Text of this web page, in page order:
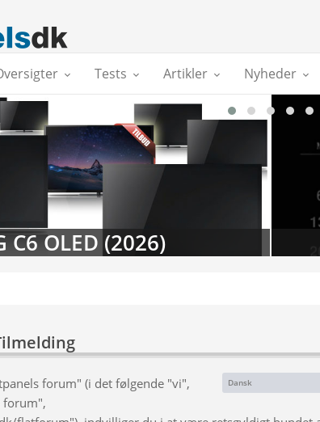
Tests Artikler Nyheder
OLED (2026)
Sprog:
Dansk
forum" (i det følgende "vi",
forum",